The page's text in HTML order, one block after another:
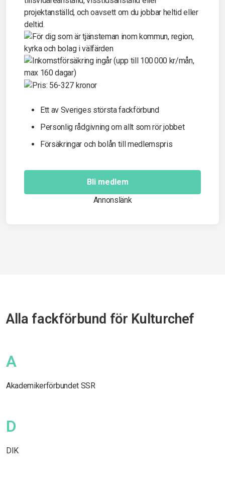
Ett av Sveriges största fackförbund
Personlig rådgivning om allt som rör jobbet
Försäkringar och bolån till medlemspris
Bli medlem
Annonslänk
Alla fackförbund för Kulturchef
A
Akademikerförbundet SSR
D
DIK